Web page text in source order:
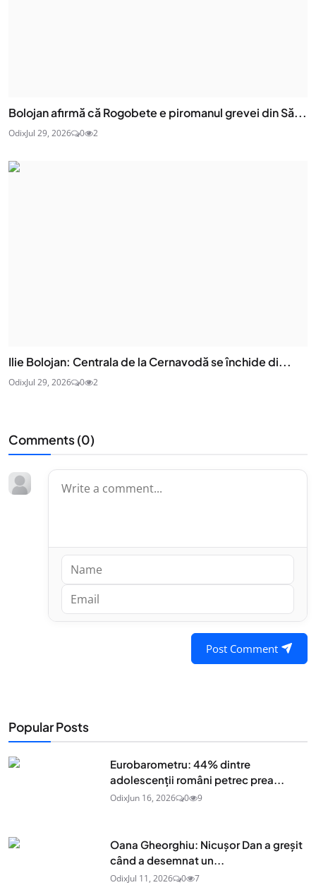
Bolojan afirmă că Rogobete e piromanul grevei din Să...
OdixJul 29, 2026 0 2
Ilie Bolojan: Centrala de la Cernavodă se închide di...
OdixJul 29, 2026 0 2
Comments (0)
Post Comment
Popular Posts
Eurobarometru: 44% dintre
adolescenţii români petrec prea...
OdixJun 16, 2026 0 9
Oana Gheorghiu: Nicușor Dan a greșit
când a desemnat un...
OdixJul 11, 2026 0 7